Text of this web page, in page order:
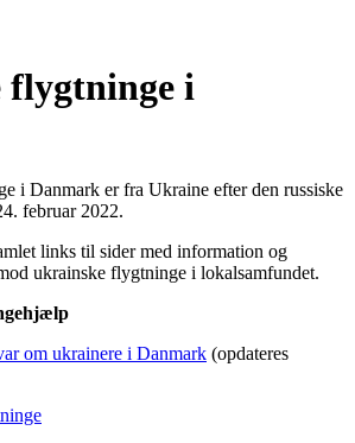
flygtninge i
i Danmark er fra Ukraine efter den russiske
februar 2022.
links til sider med information og
ukrainske flygtninge i lokalsamfundet.
om ukrainere i Danmark (opdateres